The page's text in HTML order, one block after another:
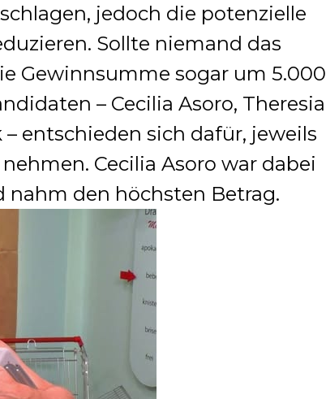
jedoch die potenzielle
Sollte niemand das
Gewinnsumme sogar um 5.000
– Cecilia Asoro, Theresia
entschieden sich dafür, jeweils
nehmen. Cecilia Asoro war dabei
nahm den höchsten Betrag.